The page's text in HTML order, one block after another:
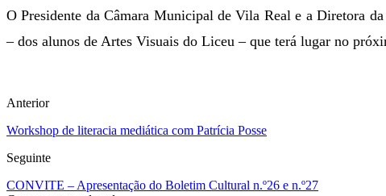
O Presidente da Câmara Municipal de Vila Real e a Diretora
– dos alunos de Artes Visuais do Liceu – que terá lugar no
Anterior
Workshop de literacia mediática com Patrícia Posse
Seguinte
CONVITE – Apresentação do Boletim Cultural n.º26 e n.º27